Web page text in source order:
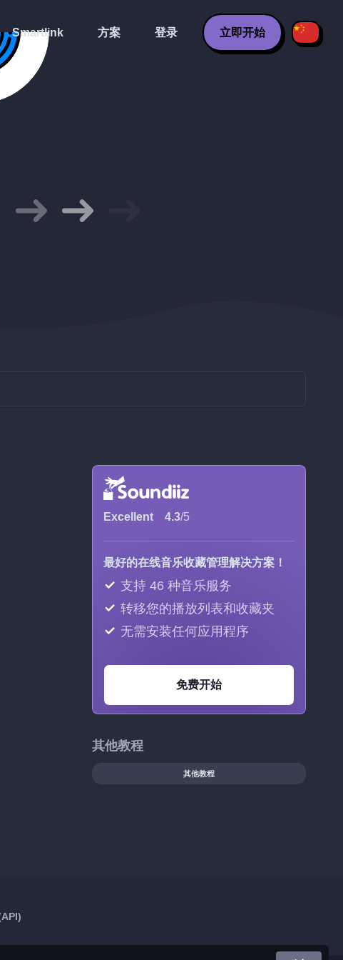
Smartlink 方案 登录 立即开始
Excellent 4.3/5
最好的在线音乐收藏管理解决方案！
支持 46 种音乐服务
转移您的播放列表和收藏夹
无需安装任何应用程序
免费开始
其他教程
其他教程